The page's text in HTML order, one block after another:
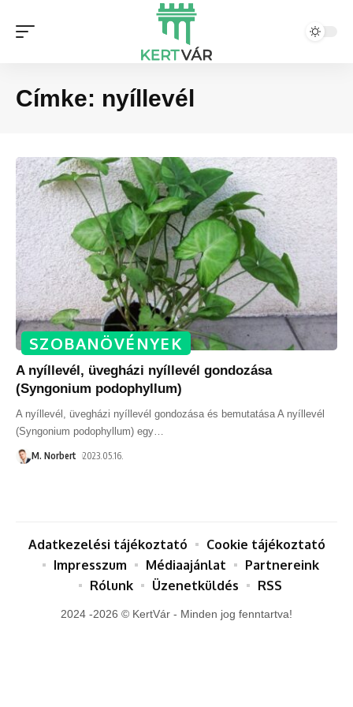
Címke: nyíllevél
SZOBANÖVÉNYEK
A nyíllevél, üvegházi nyíllevél gondozása
(Syngonium podophyllum)
A nyíllevél, üvegházi nyíllevél gondozása és bemutatása A nyíllevél
(Syngonium podophyllum) egy
M. Norbert 2023.05.16.
2024 -2026 © KertVár - Minden jog fenntartva!
Adatkezelési tájékoztató
Cookie tájékoztató
Impresszum
Médiaajánlat
Partnereink
Rólunk
Üzenetküldés RSS